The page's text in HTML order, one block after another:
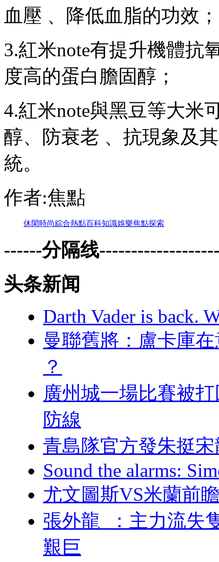
血壓 、降低血脂的功效；
3.紅米note有提升機體抗氧
度高的蛋白膽固醇；
4.紅米note與黑豆等大米可
醇、防衰老 、抗現
統 。
作者:焦點
休閑時尚綜合熱點百科知識娛樂焦點探索
------分隔线
头条新闻
Darth Vader is back.
曼聯舊將：盧卡
？
廣州城一場比賽被
防線
青島隊官方發朱挺宋
Sound the alarms:
尤文圖斯VS米蘭前瞻
張外龍  ：主力流
艱巨